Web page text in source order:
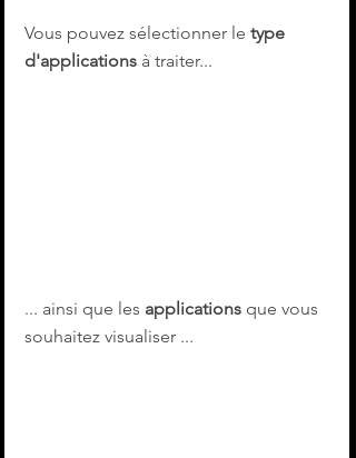
Vous pouvez sélectionner le type
d'applications à traiter...
... ainsi que les applications que vous
souhaitez visualiser ...